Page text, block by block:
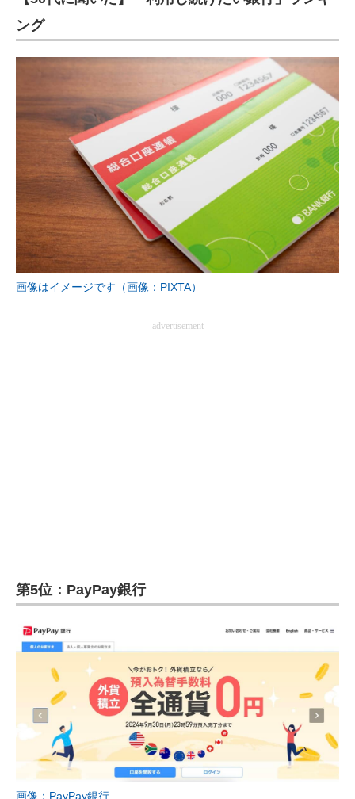
ング
画像はイメージです（画像：PIXTA）
advertisement
第5位：PayPay銀行
画像：PayPay銀行